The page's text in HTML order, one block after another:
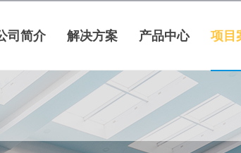
司简介 解决方案 产品中心 项目